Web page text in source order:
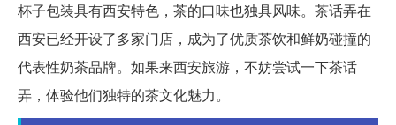
杯子包装具有西安特色，茶的口味也独具风味。茶话弄在
西安已经开设了多家门店，成为了优质茶饮和鲜奶碰撞的
代表性奶茶品牌。如果来西安旅游，不妨尝试一下茶话
弄，体验他们独特的茶文化魅力。